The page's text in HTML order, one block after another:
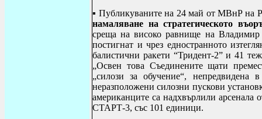
▪ Публикуваните на 24 май от МВнР на
намаляване на стратегическото
среща на високо равнище на
постигнат и чрез едностранното
балистични ракети “Тридент-2” и 41
„Освен това Съединените щати
„силози за обучение“,
неразположени силозни пускови
американците са надхвърлили арсенала
СТАРТ-3, със 101 единици.